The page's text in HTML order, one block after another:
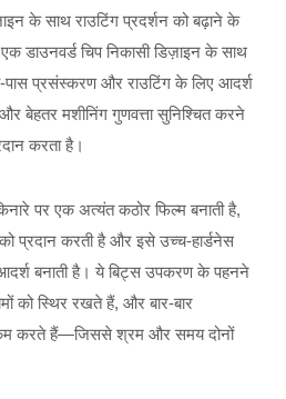
के साथ राउटिंग प्रदर्शन को बढ़ाने के
डाउनवर्ड चिप निकासी डिज़ाइन के साथ
प्रसंस्करण और राउटिंग के लिए आदर्श
बेहतर मशीनिंग गुणवत्ता सुनिश्चित करने
करता है।
पर एक अत्यंत कठोर फिल्म बनाती है,
प्रदान करती है और इसे उच्च-हार्डनेस
आदर्श बनाती है। ये बिट्स उपकरण के पहनने
को स्थिर रखते हैं, और बार-बार
करते हैं—जिससे श्रम और समय दोनों